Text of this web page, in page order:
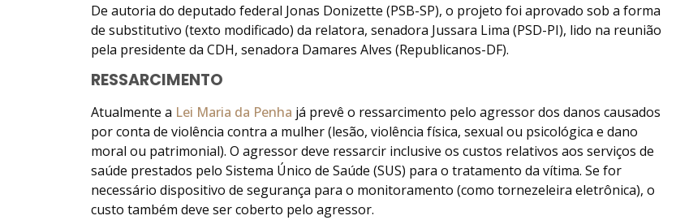
De autoria do deputado federal Jonas Donizette (PSB-SP), o projeto foi aprovado sob a forma
de substitutivo (texto modificado) da relatora, senadora Jussara Lima (PSD-PI), lido na reunião
pela presidente da CDH, senadora Damares Alves (Republicanos-DF).
RESSARCIMENTO
Atualmente a Lei Maria da Penha já prevê o ressarcimento pelo agressor dos danos causados
por conta de violência contra a mulher (lesão, violência física, sexual ou psicológica e dano
moral ou patrimonial). O agressor deve ressarcir inclusive os custos relativos aos serviços de
saúde prestados pelo Sistema Único de Saúde (SUS) para o tratamento da vítima. Se for
necessário dispositivo de segurança para o monitoramento (como tornezeleira eletrônica), o
custo também deve ser coberto pelo agressor.